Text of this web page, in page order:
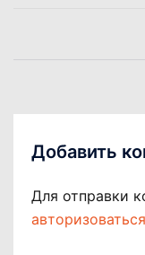
Добавить
Для отправки
авторизоваться